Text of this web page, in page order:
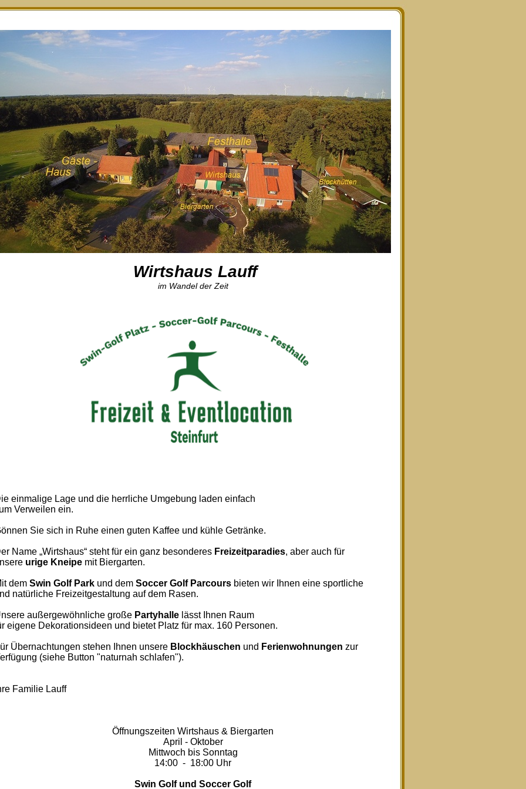
Wirtshaus Lauff
im Wandel der Zeit
einmalige Lage und die herrliche Umgebung laden einfach
Verweilen ein.
Sie sich in Ruhe einen guten Kaffee und kühle Getränke.
Name „Wirtshaus“ steht für ein ganz besonderes Freizeitparadies, aber auch für
urige Kneipe mit Biergarten.
dem Swin Golf Park und dem Soccer Golf Parcours bieten wir Ihnen eine sportliche
natürliche Freizeitgestaltung auf dem Rasen.
außergewöhnliche große Partyhalle lässt Ihnen Raum
eigene Dekorationsideen und bietet Platz für max. 160 Personen.
Übernachtungen stehen Ihnen unsere Blockhäuschen und Ferienwohnungen zur
(siehe Button "naturnah schlafen").
Familie Lauff
Öffnungszeiten Wirtshaus & Biergarten
April - Oktober
Mittwoch bis Sonntag
14:00 - 18:00 Uhr
Swin Golf und Soccer Golf